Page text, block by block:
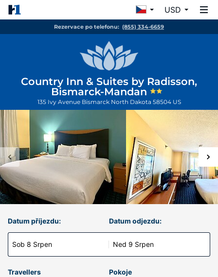
USD
Rezervace po telefonu: (855) 334-6659
Country Inn & Suites by Radisson,
Bismarck-Mandan
135 Ivy Avenue Bismarck North Dakota 58504 US
Datum příjezdu:
Sob 8 Srpen
Datum odjezdu:
Ned 9 Srpen
Travellers Pokoje